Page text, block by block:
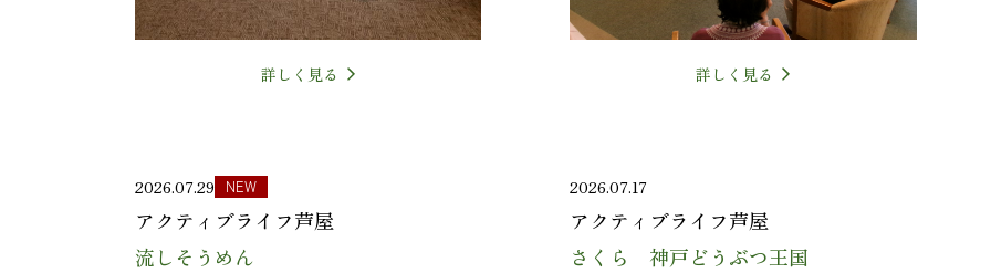
詳しく見る 詳しく見る
2026.07.29 NEW
アクティブライフ芦屋
流しそうめん
2026.07.17
アクティブライフ芦屋
さくら 神戸どうぶつ王国